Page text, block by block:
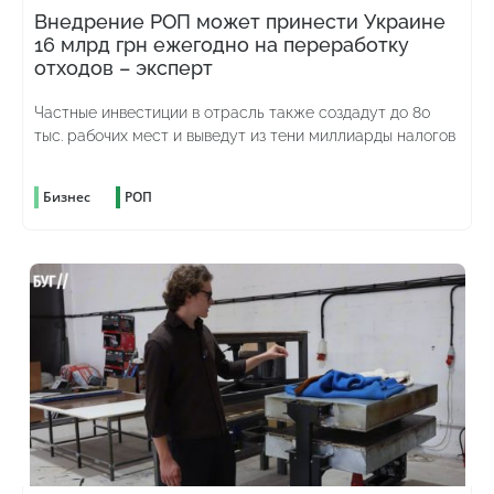
Внедрение РОП может принести Украине
16 млрд грн ежегодно на переработку
отходов – эксперт
Частные инвестиции в отрасль также создадут до 80
тыс. рабочих мест и выведут из тени миллиарды налогов
Бизнес РОП